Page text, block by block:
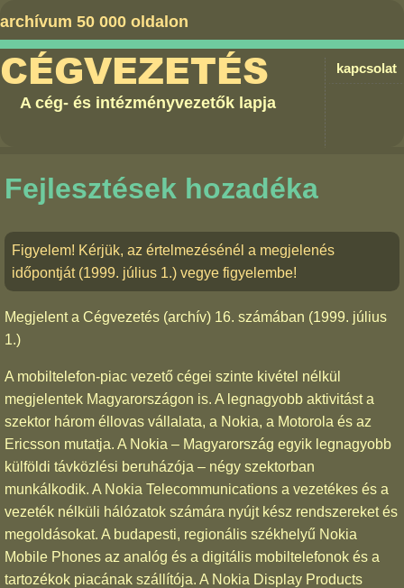
archívum 50 000 oldalon
kapcsolat
CÉGVEZETÉS
A cég- és intézményvezetők lapja
Fejlesztések hozadéka
Figyelem! Kérjük, az értelmezésénél a megjelenés
időpontját (1999. július 1.) vegye figyelembe!
Megjelent a Cégvezetés (archív) 16. számában (1999. július
1.)
A mobiltelefon-piac vezető cégei szinte kivétel nélkül
megjelentek Magyarországon is. A legnagyobb aktivitást a
szektor három éllovas vállalata, a Nokia, a Motorola és az
Ericsson mutatja. A Nokia – Magyarország egyik legnagyobb
külföldi távközlési beruházója – négy szektorban
munkálkodik. A Nokia Telecommunications a vezetékes és a
vezeték nélküli hálózatok számára nyújt kész rendszereket és
megoldásokat. A budapesti, regionális székhelyű Nokia
Mobile Phones az analóg és a digitális mobiltelefonok és a
tartozékok piacának szállítója. A Nokia Display Products